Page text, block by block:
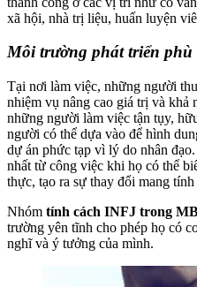
xã hội, nhà trị liệu, huấn luyện
Môi trường phát triển phù
Tại nơi làm việc, những người
nhiệm vụ nâng cao giá trị và khả
những người làm việc tận tụy,
người có thể dựa vào để hình
dự án phức tạp vì lý do nhân
nhất từ ​​công việc khi họ có thể
thực, tạo ra sự thay đổi mang
Nhóm tính cách INFJ trong
trường yên tĩnh cho phép họ có
nghĩ và ý tưởng của mình.